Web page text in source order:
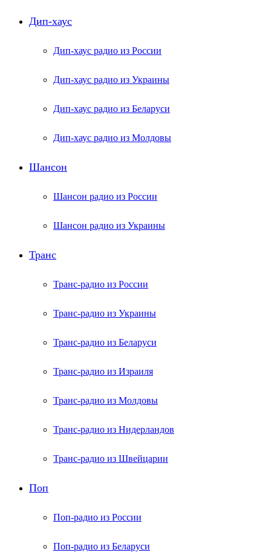
Дип-хаус
Дип-хаус радио из России
Дип-хаус радио из Украины
Дип-хаус радио из Беларуси
Дип-хаус радио из Молдовы
Шансон
Шансон радио из России
Шансон радио из Украины
Транс
Транс-радио из России
Транс-радио из Украины
Транс-радио из Беларуси
Транс-радио из Израиля
Транс-радио из Молдовы
Транс-радио из Нидерландов
Транс-радио из Швейцарии
Поп
Поп-радио из России
Поп-радио из Беларуси